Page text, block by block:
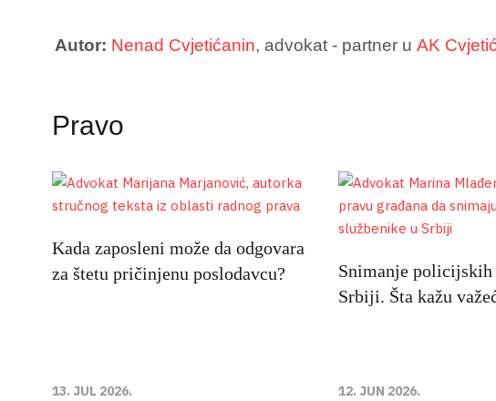
Autor: Nenad Cvjetićanin, advokat - partner u AK
Pravo
Kada zaposleni može da odgovara
za štetu pričinjenu poslodavcu?
13. JUL 2026.
Snimanje policijskih
Srbiji. Šta kažu
12. JUN 2026.